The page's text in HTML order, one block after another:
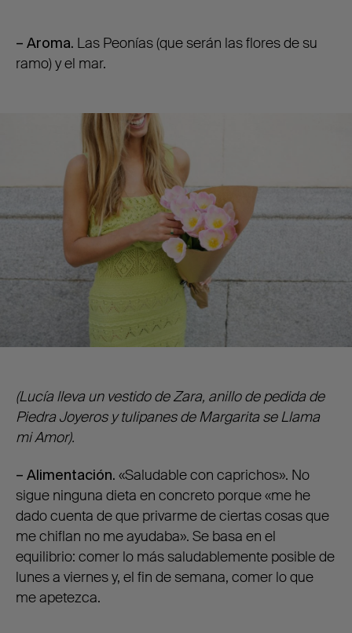
– Aroma. Las Peonías (que serán las flores de su
ramo) y el mar.
(Lucía lleva un vestido de Zara, anillo de pedida de
Piedra Joyeros y tulipanes de Margarita se Llama
mi Amor).
– Alimentación. «Saludable con caprichos». No
sigue ninguna dieta en concreto porque «me he
dado cuenta de que privarme de ciertas cosas que
me chiflan no me ayudaba». Se basa en el
equilibrio: comer lo más saludablemente posible de
lunes a viernes y, el fin de semana, comer lo que
me apetezca.